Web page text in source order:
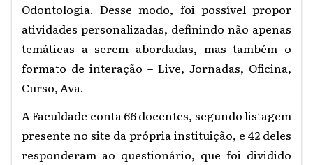
Odontologia. Desse modo, foi possível propor
atividades personalizadas, definindo não apenas
temáticas a serem abordadas, mas também o
formato de interação – Live, Jornadas, Oficina,
Curso, Ava.
A Faculdade conta 66 docentes, segundo listagem
presente no site da própria instituição, e 42 deles
responderam ao questionário, que foi dividido